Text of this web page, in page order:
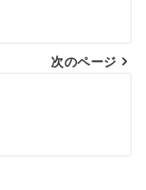
次のページ